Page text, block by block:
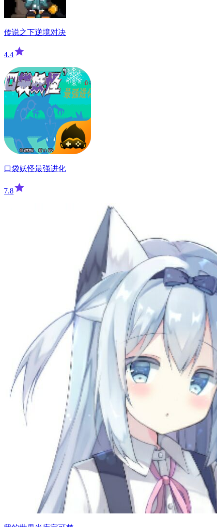
传说之下逆境对决
4.4
口袋妖怪最强进化
7.8